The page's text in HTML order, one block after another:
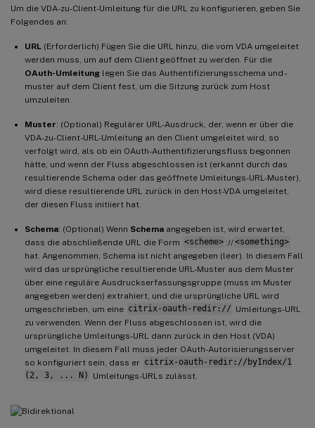
Um die VDA-zu-Client-Umleitung für die URL zu konfigurieren, geben Sie
Folgendes an:
URL (Erforderlich) Fügen Sie die URL hinzu, die vom VDA umgeleitet
werden muss, um auf dem Client geöffnet zu werden. Für die
OAuth-Umleitung legen Sie das Authentifizierungsschema und -
muster auf dem Client fest, um die Sitzung zurück zum Host
umzuleiten.
Muster: (Optional) Regulärer URL-Ausdruck, der, wenn er über die
VDA-zu-Client-URL-Umleitung an den Client umgeleitet wird, so
verfolgt wird, als ob ein OAuth-Authentifizierungsfluss begonnen
hätte, und wenn der Fluss abgeschlossen ist (erkannt durch das
resultierende Schema oder das geöffnete Umleitungs-URL-Muster),
wird diese resultierende URL zurück in den Host-VDA umgeleitet,
der diesen Fluss initiiert hat.
Schema: (Optional) Wenn Schema angegeben ist, wird erwartet,
dass die abschließende URL die Form <scheme> ://<something>
hat. Angenommen, Schema ist nicht angegeben (leer). In diesem Fall
wird das ursprüngliche resultierende URL-Muster aus dem Muster
über eine reguläre Ausdruckserfassungsgruppe (muss im Muster
angegeben werden) extrahiert, und die ursprüngliche URL wird
umgeschrieben, um eine citrix-oauth-redir:// Umleitungs-URL
zu verwenden. Wenn der Fluss abgeschlossen ist, wird die
ursprüngliche Umleitungs-URL dann zurück in den Host (VDA)
umgeleitet. In diesem Fall muss jeder OAuth-Autorisierungsserver
so konfiguriert sein, dass er citrix-oauth-redir://byIndex/1
(2, 3, ... N)
Umleitungs-URLs zulässt.